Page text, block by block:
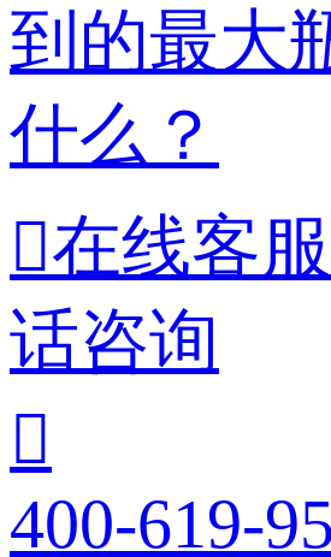
到的最大
什么？
在线客服
话咨询

400-619-